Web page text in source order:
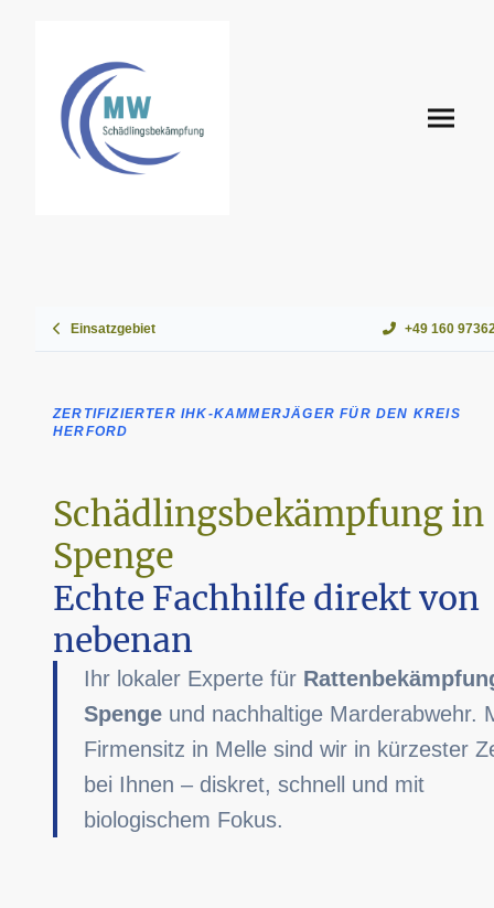
Einsatzgebiet +49 160
ZERTIFIZIERTER IHK-KAMMERJÄGER FÜR DEN KREIS
HERFORD
Schädlingsbekämpfung in
Spenge
Echte Fachhilfe direkt von
nebenan
Ihr lokaler Experte für
Spenge und nachhaltige Marderabwehr.
Firmensitz in Melle sind wir in kürzester
bei Ihnen – diskret, schnell und mit
biologischem Fokus.